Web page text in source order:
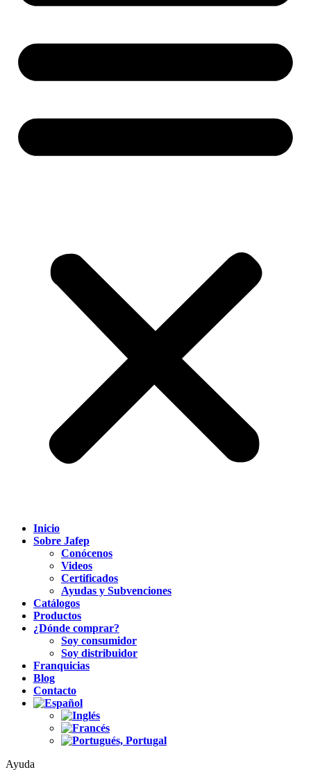
Inicio
Sobre Jafep
Conócenos
Videos
Certificados
Ayudas y Subvenciones
Catálogos
Productos
¿Dónde comprar?
Soy consumidor
Soy distribuidor
Franquicias
Blog
Contacto
Ayuda